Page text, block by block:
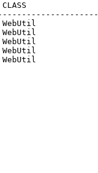
NULL
NULL
NULL
NULL
WebUtil